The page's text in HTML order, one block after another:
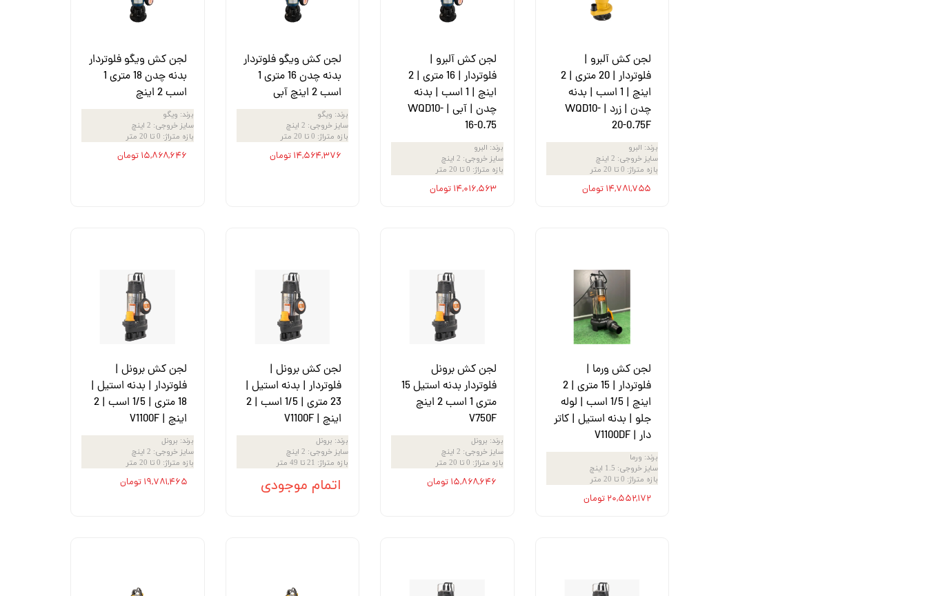
لجن کش آلبرو |
فلوتردار | 20 متری | 2
اینچ | 1 اسب | بدنه
چدن | زرد | WQD10-
20-0.75F
برند: البرو
سایز خروجی: 2 اینچ
بازه متراژ: 0 تا 20 متر
۱۴,۷۸۱,۷۵۵ تومان
لجن کش آلبرو |
فلوتردار | 16 متری | 2
اینچ | 1 اسب | بدنه
چدن | آبی | WQD10-
16-0.75
برند: البرو
سایز خروجی: 2 اینچ
بازه متراژ: 0 تا 20 متر
۱۴,۰۱۶,۵۶۳ تومان
لجن کش ویگو فلوتردار
بدنه چدن 16 متری 1
اسب 2 اینچ آبی
برند: ویگو
سایز خروجی: 2 اینچ
بازه متراژ: 0 تا 20 متر
۱۴,۵۶۴,۳۷۶ تومان
لجن کش ویگو فلوتردار
بدنه چدن 18 متری 1
اسب 2 اینچ
برند: ویگو
سایز خروجی: 2 اینچ
بازه متراژ: 0 تا 20 متر
۱۵,۸۶۸,۶۴۶ تومان
لجن کش ورما |
فلوتردار | 15 متری | 2
اینچ | 1/5 اسب | لوله
جلو | بدنه استیل | کاتر
دار | V1100DF
برند: ورما
سایز خروجی: 1.5 اینچ
بازه متراژ: 0 تا 20 متر
۲۰,۵۵۲,۱۷۲ تومان
لجن کش برونل
فلوتردار بدنه استیل 15
متری 1 اسب 2 اینچ
V750F
برند: برونل
سایز خروجی: 2 اینچ
بازه متراژ: 0 تا 20 متر
۱۵,۸۶۸,۶۴۶ تومان
لجن کش برونل |
فلوتردار | بدنه استیل |
23 متری | 1/5 اسب | 2
اینچ | V1100F
برند: برونل
سایز خروجی: 2 اینچ
بازه متراژ: 21 تا 49 متر
اتمام موجودی
لجن کش برونل |
فلوتردار | بدنه استیل |
18 متری | 1/5 اسب | 2
اینچ | V1100F
برند: برونل
سایز خروجی: 2 اینچ
بازه متراژ: 0 تا 20 متر
۱۹,۷۸۱,۴۶۵ تومان